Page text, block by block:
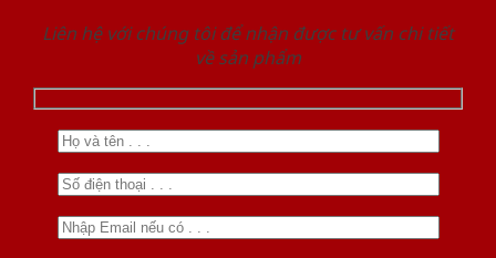
Liên hệ với chúng tôi để nhận được tư vấn chi tiết
về sản phẩm